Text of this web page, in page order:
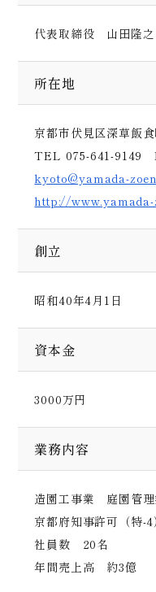
代表取締役 山田隆之
所在地
京都市伏見区深草飯
TEL 075-641-9149
kyoto@yamada-
http://
創立
昭和40年4月1日
資本金
3000万円
業務内容
造園工事業 庭園管
京都府知事許可（特-
社員数 20名
年間売上高 約3億